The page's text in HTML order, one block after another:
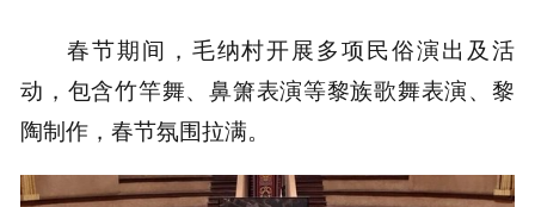
春节期间，毛纳村开展多项民俗演出及活
动，包含竹竿舞、鼻箫表演等黎族歌舞表演、黎
陶制作，春节氛围拉满。